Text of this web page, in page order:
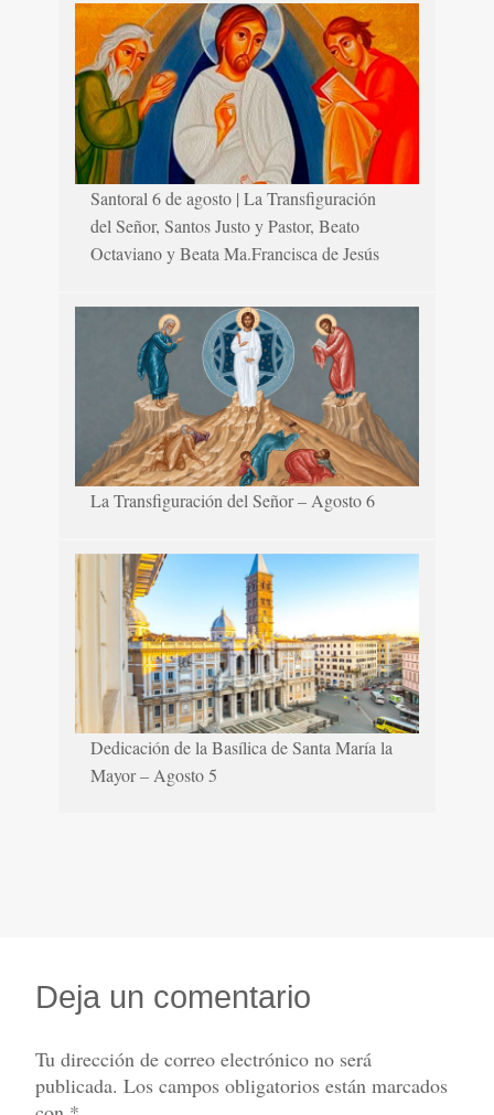
Santoral 6 de agosto | La Transfiguración
del Señor, Santos Justo y Pastor, Beato
Octaviano y Beata Ma.Francisca de Jesús
La Transfiguración del Señor – Agosto 6
Dedicación de la Basílica de Santa María la
Mayor – Agosto 5
Deja un comentario
Tu dirección de correo electrónico no será
publicada. Los campos obligatorios están marcados